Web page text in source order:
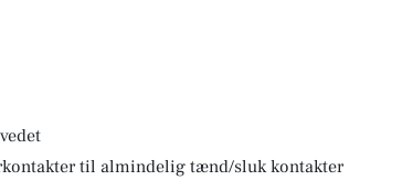
til almindelig tænd/sluk kontakter